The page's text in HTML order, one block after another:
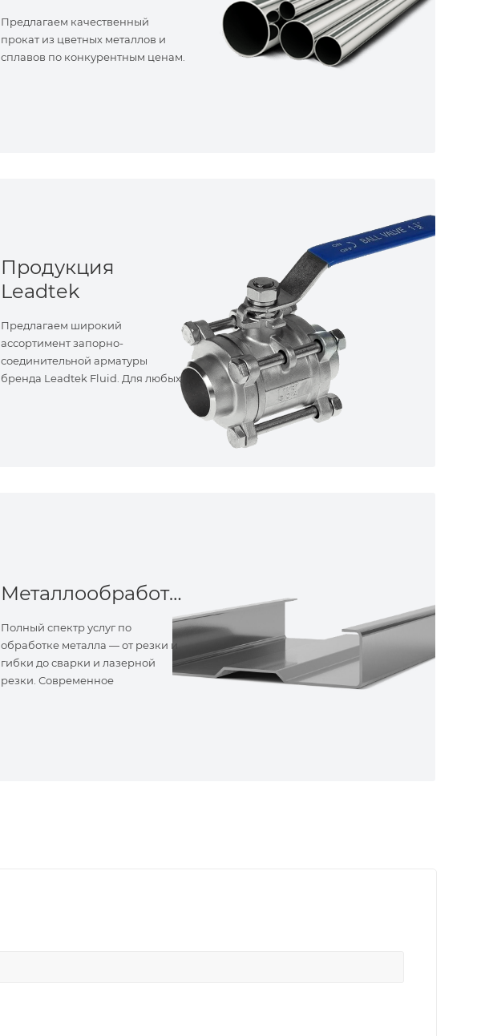
Предлагаем качественный
прокат из цветных металлов и
сплавов по конкурентным ценам.
Продукция
Leadtek
Предлагаем широкий
ассортимент запорно-
соединительной арматуры
бренда Leadtek Fluid. Для любых
Металлообработка
Полный спектр услуг по
обработке металла — от резки и
гибки до сварки и лазерной
резки. Современное